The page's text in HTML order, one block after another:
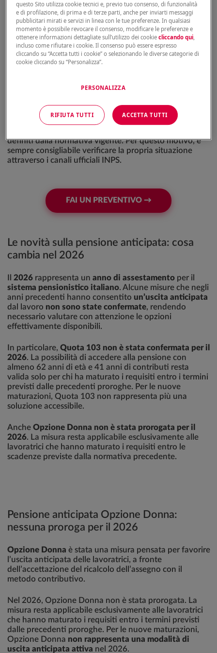
anni).
Un elemento importante da considerare è la data di
inizio della propria contribuzione.Chi ha iniziato a
versare i contributi prima del 1° gennaio 1996
rientra
nel sistema retributivo misto, e può accedere alla
pensione anticipata ordinaria secondo i requisiti
cosiddetto sistema contributivo puro. In questo caso, è
anticipata a partire dai 64 anni, al raggiungimento di
specifici requisiti contributivi e di un importo minimo
definiti dalla normativa vigente. Per questo motivo, è
sempre consigliabile verificare la propria situazione
attraverso i canali ufficiali INPS.
FAI UN PREVENTIVO →
Le novità sulla pensione anticipata: cosa
cambia nel 2026
2026 rappresenta un anno di assestamento per il
sistema pensionistico italiano. Alcune misure che negli
anni precedenti hanno consentito un’uscita anticipata
dal lavoro non sono state confermate, rendendo
necessario valutare con attenzione le opzioni
effettivamente disponibili.
In particolare, Quota 103 non è stata confermata per il
2026. La possibilità di accedere alla pensione con
almeno 62 anni di età e 41 anni di contributi resta
valida solo per chi ha maturato i requisiti entro i termini
previsti dalle precedenti proroghe. Per le nuove
maturazioni, Quota 103 non rappresenta più una
soluzione accessibile.
Anche Opzione Donna non è stata prorogata per il
2026. La misura resta applicabile esclusivamente alle
lavoratrici che hanno maturato i requisiti entro le
scadenze previste dalla normativa precedente.
Pensione anticipata Opzione Donna:
nessuna proroga per il 2026
Opzione Donna è stata una misura pensata per favorire
l’uscita anticipata delle lavoratrici, a fronte
dell’accettazione del ricalcolo dell’assegno con il
metodo contributivo.
Nel 2026, Opzione Donna non è stata prorogata. La
misura resta applicabile esclusivamente alle lavoratrici
che hanno maturato i requisiti entro i termini previsti
dalle precedenti proroghe. Per le nuove maturazioni,
Opzione Donna non rappresenta una modalità di
uscita anticipata attiva nel 2026.
questo Sito utilizza cookie tecnici e, previo tuo consenso, di funzionalità
e di profilazione, di prima e di terze parti, anche per inviarti messaggi
pubblicitari mirati e servizi in linea con le tue preferenze. In qualsiasi
momento è possibile revocare il consenso, modificare le preferenze e
ottenere informazioni dettagliate sull’utilizzo dei cookiecliccando qui
incluso come rifiutare i cookie. Il consenso può essere espresso
cliccando su “Accetta tutti i cookie” o selezionando le diverse categorie di
cookie cliccando su “Personalizza”.
PERSONALIZZA
RIFIUTA TUTTI ACCETTA TUTTI